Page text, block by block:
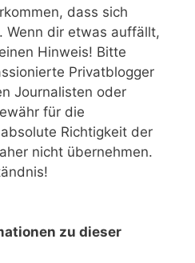
dass sich
Wenn dir etwas auffällt,
Hinweis! Bitte
Privatblogger
Journalisten oder
für die
Richtigkeit der
nicht übernehmen.
zu dieser